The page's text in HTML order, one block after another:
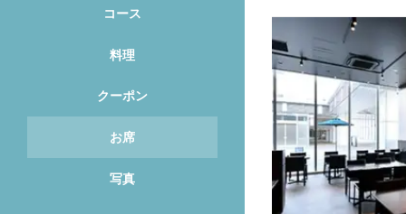
コース
料理
クーポン
お席
写真